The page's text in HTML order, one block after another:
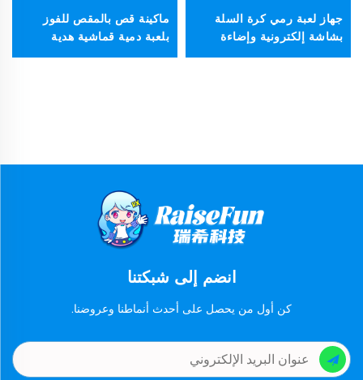
جهاز لعبة رمي كرة السلة
بشاشة إلكترونية وإضاءة
ماكينة قص بالمقص للفوز
بلعبة دمية قماشية هدية
انضم إلى شبكتنا
كن أول من يحصل على أحدث أنماطنا وعروضنا.